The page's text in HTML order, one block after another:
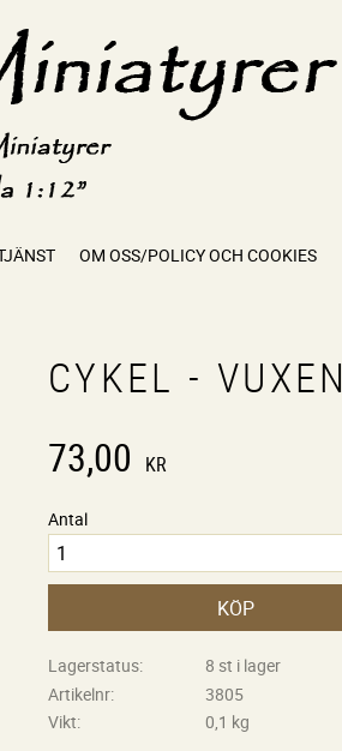
OM OSS/POLICY OCH COOKIES
CYKEL - VUXEN
73,00 KR
Antal
KÖP
Lagerstatus
8 st i lager
Artikelnr
3805
Vikt
0,1 kg